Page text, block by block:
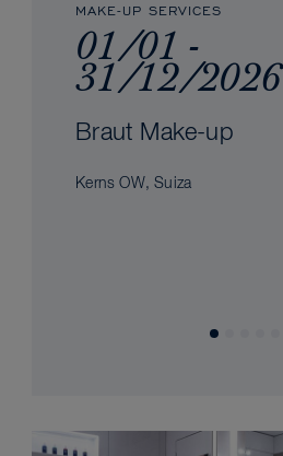
MAKE-UP SERVICES
01/01 -
31/12/2026
Braut Make-up
Kerns OW, Suiza